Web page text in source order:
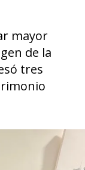
mayor
de la
tres